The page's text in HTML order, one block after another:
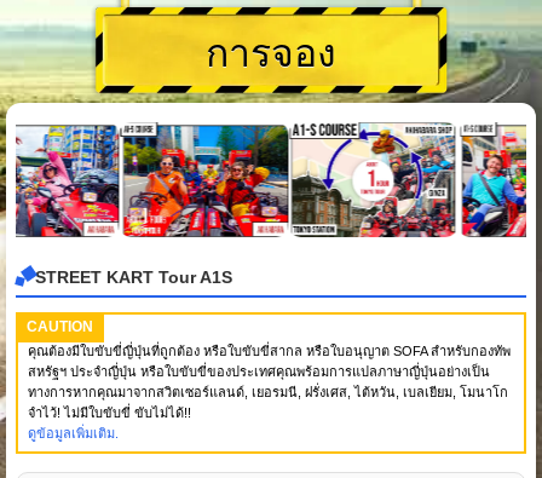
การจอง
STREET KART Tour A1S
CAUTION
คุณต้องมีใบขับขี่ญี่ปุ่นที่ถูกต้อง หรือใบขับขี่สากล หรือใบอนุญาต SOFA สำหรับกองทัพ
สหรัฐฯ ประจำญี่ปุ่น หรือใบขับขี่ของประเทศคุณพร้อมการแปลภาษาญี่ปุ่นอย่างเป็น
ทางการหากคุณมาจากสวิตเซอร์แลนด์, เยอรมนี, ฝรั่งเศส, ไต้หวัน, เบลเยียม, โมนาโก
จำไว้! ไม่มีใบขับขี่ ขับไม่ได้!!
ดูข้อมูลเพิ่มเติม.